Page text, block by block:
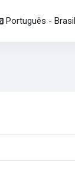
de pesquisa
Português -